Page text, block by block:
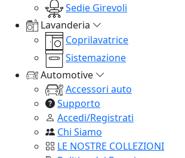
Sedie Girevoli
Lavanderia
Coprilavatrice
Sistemazione
Automotive
Accessori auto
Supporto
Accedi/Registrati
Chi Siamo
LE NOSTRE COLLEZIONI